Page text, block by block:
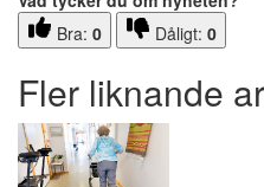
Bra: 0 Dåligt: 0
Fler liknande